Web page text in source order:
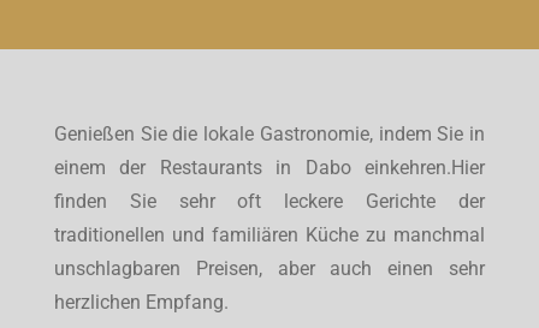
Genießen Sie die lokale Gastronomie, indem Sie in
einem der Restaurants in Dabo einkehren.Hier
finden Sie sehr oft leckere Gerichte der
traditionellen und familiären Küche zu manchmal
unschlagbaren Preisen, aber auch einen sehr
herzlichen Empfang.